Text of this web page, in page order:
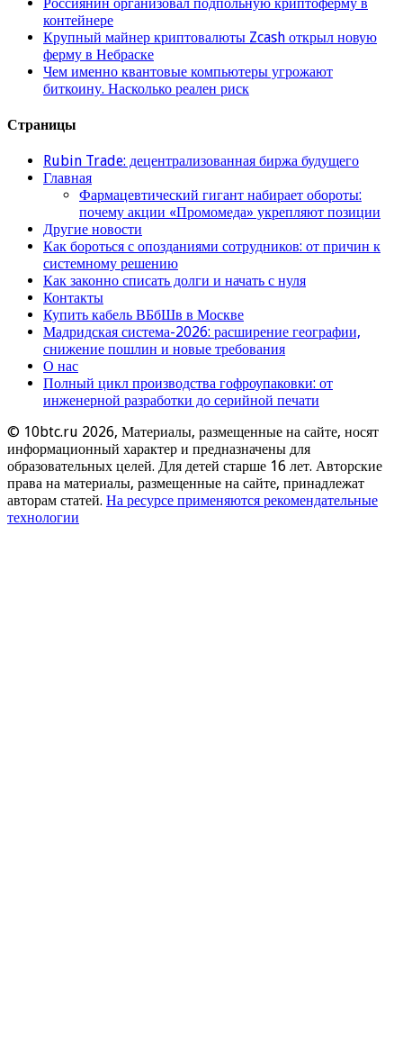
контейнере
Крупный майнер криптовалюты Zcash открыл новую
ферму в Небраске
Чем именно квантовые компьютеры угрожают
биткоину. Насколько реален риск
Страницы
Rubin Trade: децентрализованная биржа будущего
Главная
Фармацевтический гигант набирает обороты:
почему акции «Промомеда» укрепляют позиции
Другие новости
Как бороться с опозданиями сотрудников: от причин к
системному решению
Как законно списать долги и начать с нуля
Контакты
Купить кабель ВБбШв в Москве
Мадридская система-2026: расширение географии,
снижение пошлин и новые требования
О нас
Полный цикл производства гофроупаковки: от
инженерной разработки до серийной печати
© 10btc.ru 2026, Материалы, размещенные на сайте, носят
информационный характер и предназначены для
образовательных целей. Для детей старше 16 лет. Авторские
права на материалы, размещенные на сайте, принадлежат
авторам статей. На ресурсе применяются рекомендательные
технологии